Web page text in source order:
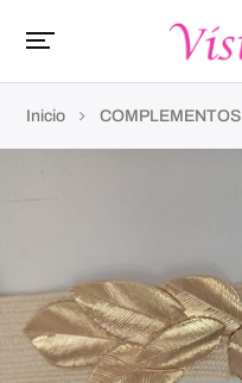
Inicio COMPLEMENTOS